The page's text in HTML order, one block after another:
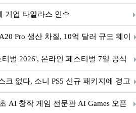
기업 타알라스 인수
Pro 생산 차질, 10억 달러 규모 웨이
벌 2026', 온라인 페스티벌 7일 공식
크 없다, 소니 PS5 신규 패키지에 경고
AI 창작 게임 전문관 AI Games 오픈